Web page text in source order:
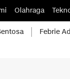
Olahraga
Febrie